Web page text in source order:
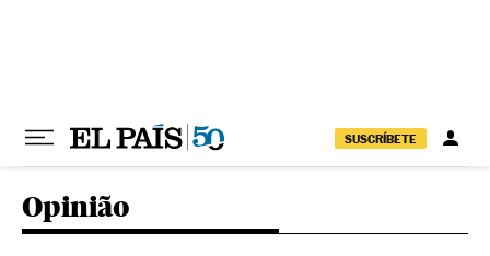
SUSCRÍBETE
Opinião